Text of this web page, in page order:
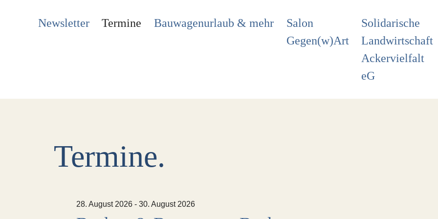
Newsletter Termine Bauwagenurlaub & mehr
Salon
Gegen(w)Art
Solidarische
Landwirtschaft
Ackervielfalt
eG
Termine.
28. August 2026- 30. August 2026